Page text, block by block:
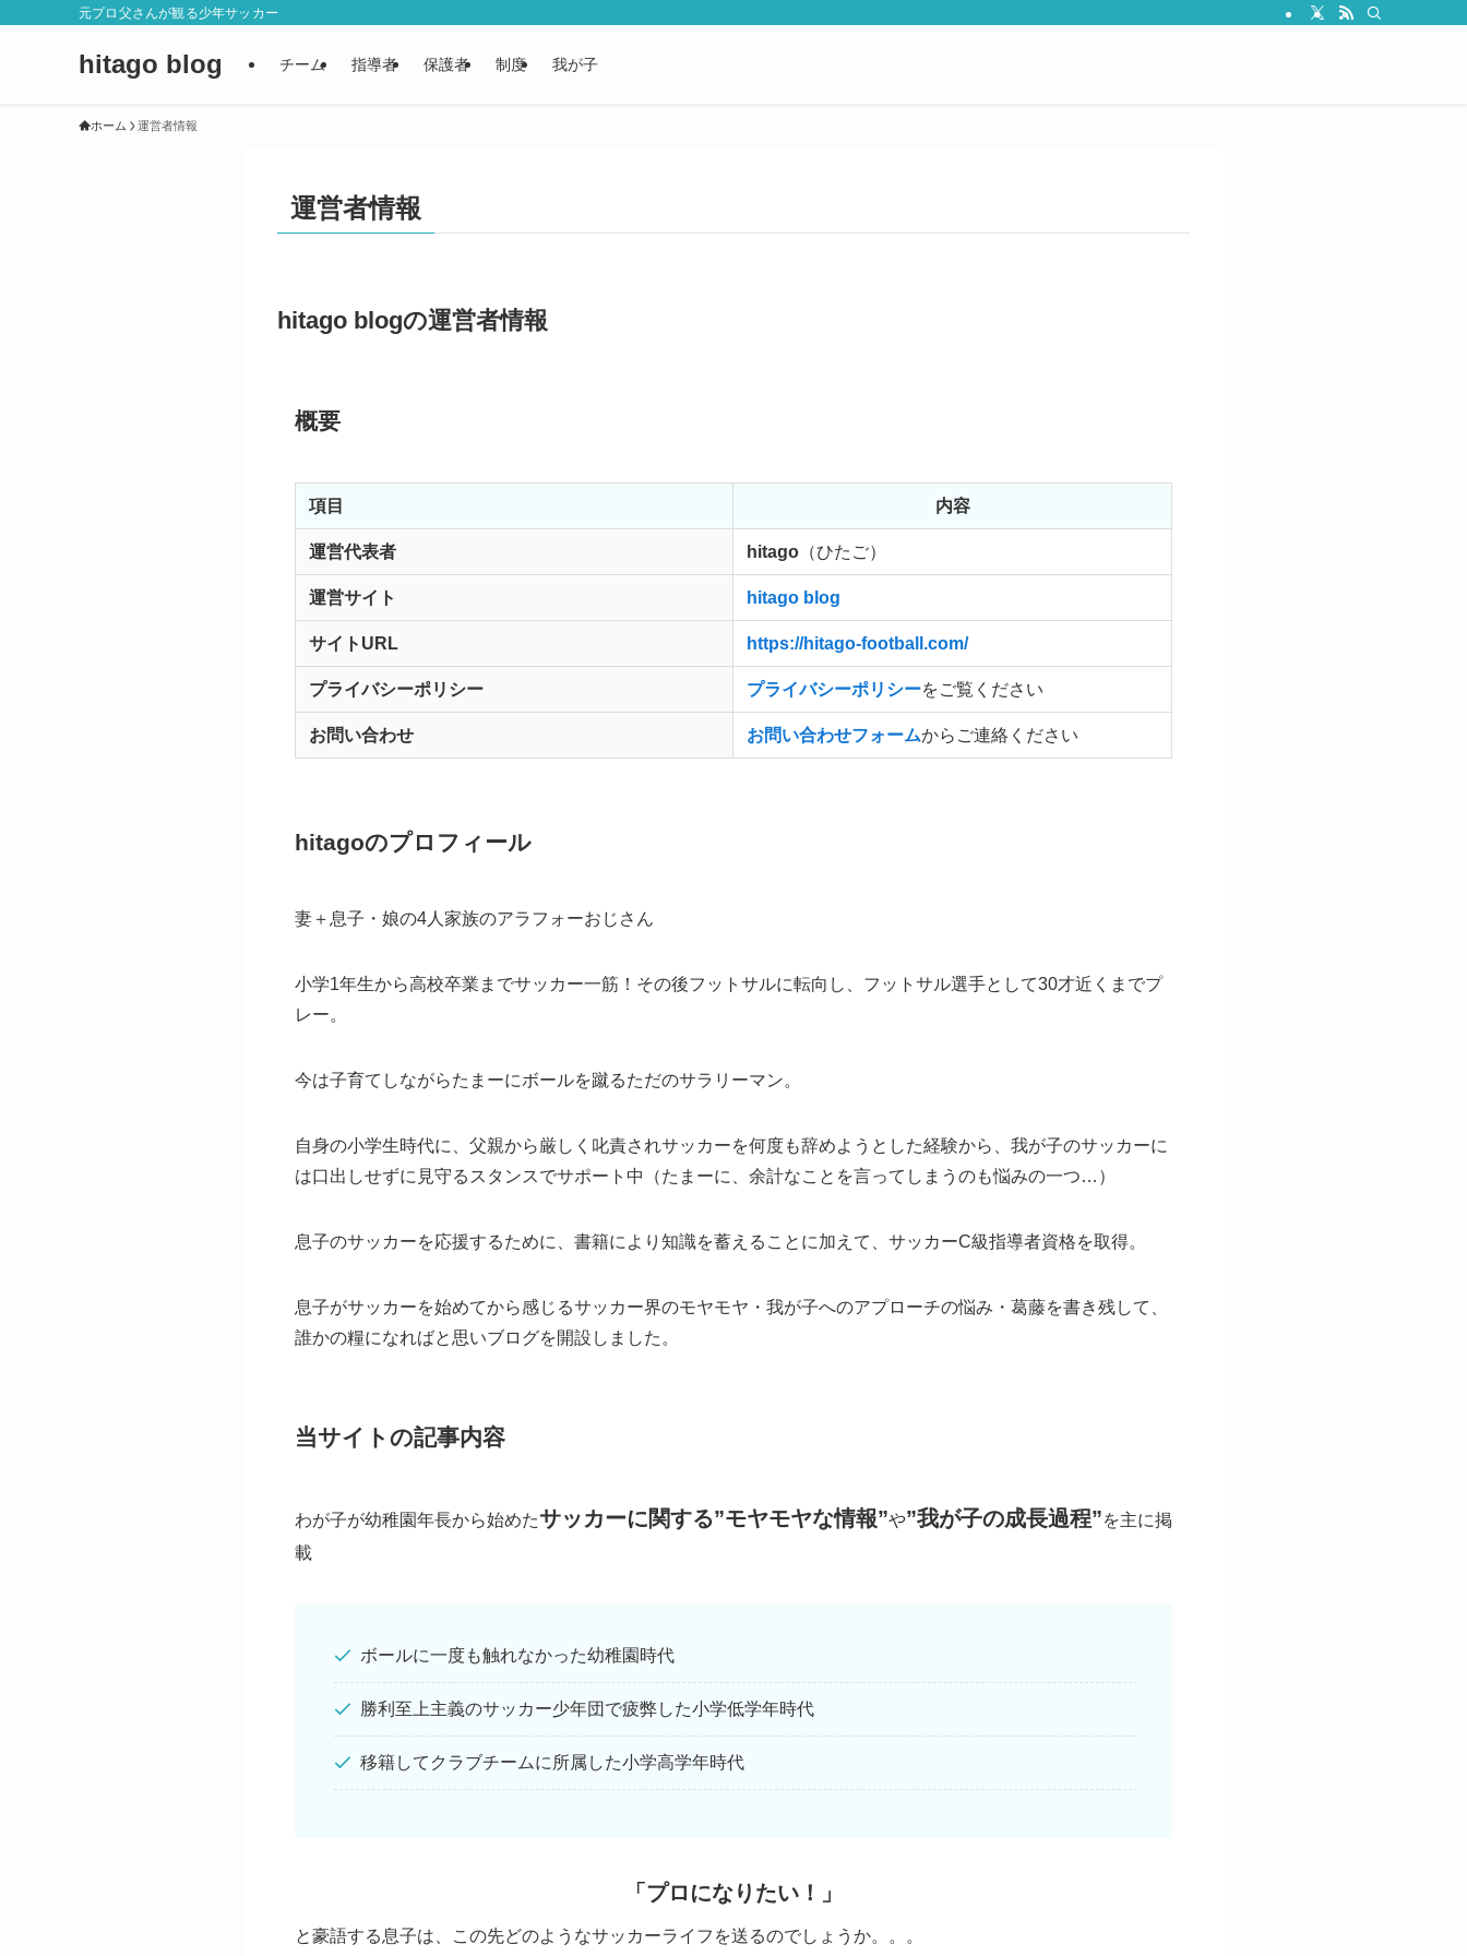
元プロ父さんが観る少年サッカー
hitago blog チーム 指導者 保護者 制度 我が子
ホーム 運営者情報
運営者情報
hitago blogの運営者情報
概要
項目 内容
運営代表者 hitago （ひたご）
運営サイト hitago blog
サイトURL https://hitago-football.com/
プライバシーポリシー プライバシーポリシーをご覧ください
お問い合わせ お問い合わせフォームからご連絡ください
hitagoのプロフィール
妻＋息子・娘の4人家族のアラフォーおじさん
小学1年生から高校卒業までサッカー一筋！その後フットサルに転向し、フットサル選手として30才近くまでプ
レー。
今は子育てしながらたまーにボールを蹴るただのサラリーマン。
自身の小学生時代に、父親から厳しく叱責されサッカーを何度も辞めようとした経験から、我が子のサッカーに
は口出しせずに見守るスタンスでサポート中（たまーに、余計なことを言ってしまうのも悩みの一つ…）
息子のサッカーを応援するために、書籍により知識を蓄えることに加えて、サッカーC級指導者資格を取得。
息子がサッカーを始めてから感じるサッカー界のモヤモヤ・我が子へのアプローチの悩み・葛藤を書き残して、
誰かの糧になればと思いブログを開設しました。
当サイトの記事内容
わが子が幼稚園年長から始めたサッカーに関する”モヤモヤな情報”や”我が子の成長過程”を主に掲
載
ボールに一度も触れなかった幼稚園時代
勝利至上主義のサッカー少年団で疲弊した小学低学年時代
移籍してクラブチームに所属した小学高学年時代
「プロになりたい！」
と豪語する息子は、この先どのようなサッカーライフを送るのでしょうか。。。